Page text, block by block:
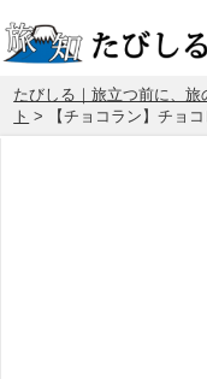
たびしる｜旅立つ前に、
ト > 【チョコラン】チョコ